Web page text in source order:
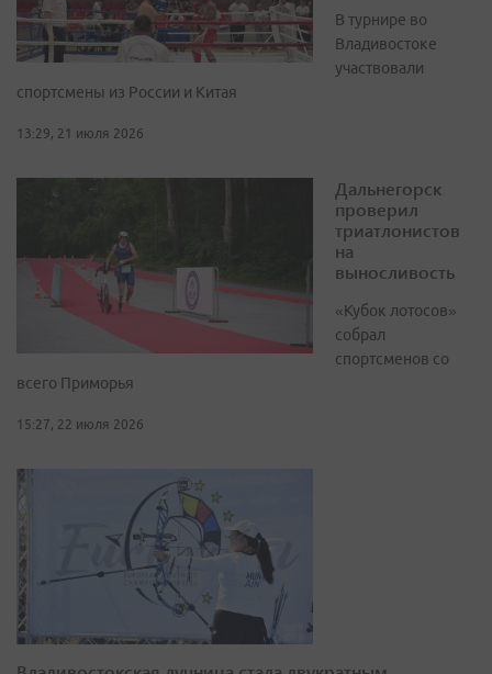
В турнире во
Владивостоке
участвовали
спортсмены из России и Китая
13:29, 21 июля 2026
Дальнегорск
проверил
триатлонистов
на
выносливость
«Кубок лотосов»
собрал
спортсменов со
всего Приморья
15:27, 22 июля 2026